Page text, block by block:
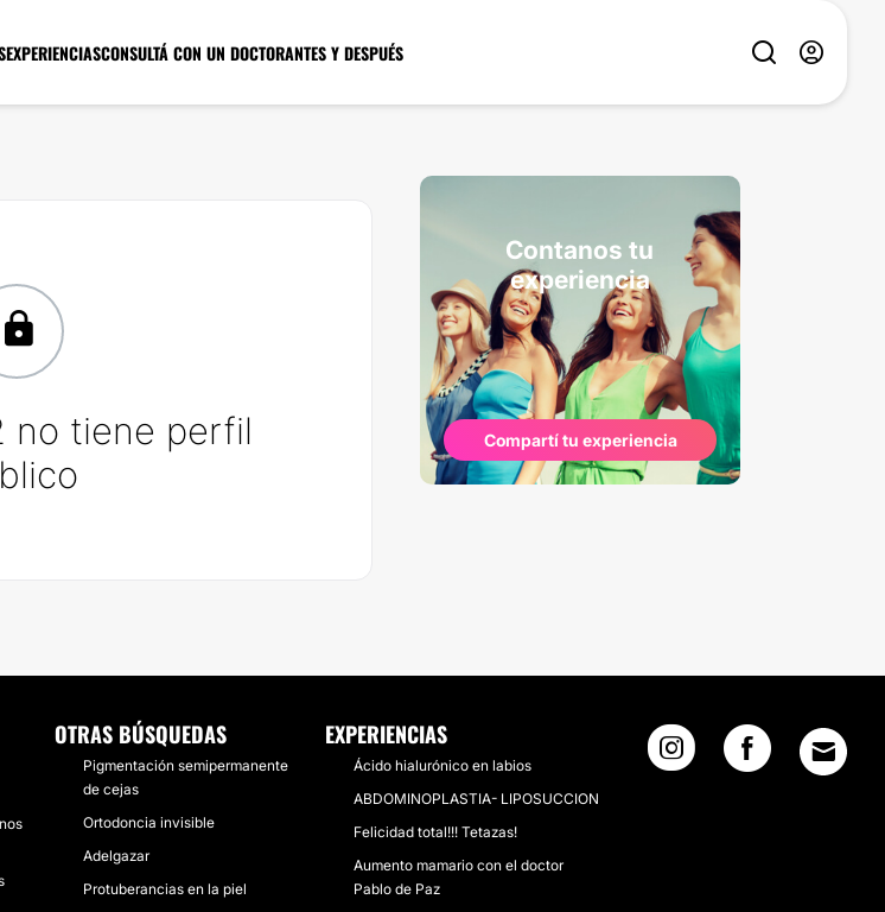
EXPERIENCIASCONSULTÁ CON UN DOCTORANTES Y DESPUÉS
no tiene perfil
Contanos tu
experiencia
Compartí tu experiencia
OTRAS BÚSQUEDAS
Pigmentación semipermanente
de cejas
Ortodoncia invisible
Adelgazar
Protuberancias en la piel
EXPERIENCIAS
Ácido hialurónico en labios
ABDOMINOPLASTIA- LIPOSUCCION
Felicidad total!!! Tetazas!
Aumento mamario con el doctor
Pablo de Paz